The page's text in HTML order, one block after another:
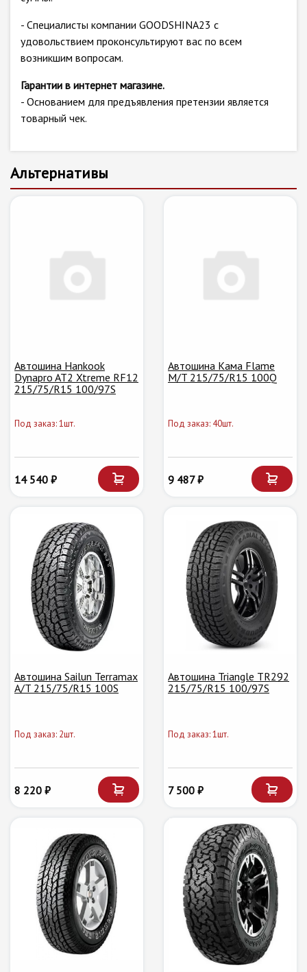
- Специалисты компании GOODSHINA23 с
удовольствием проконсультируют вас по всем
возникшим вопросам.
Гарантии в интернет магазине.
- Основанием для предъявления претензии является
товарный чек.
Альтернативы
Автошина Hankook
Dynapro AT2 Xtreme RF12
215/75/R15 100/97S
Под заказ: 1шт.
14 540 ₽
Автошина Кама Flame
M/T 215/75/R15 100Q
Под заказ: 40шт.
9 487 ₽
Автошина Sailun Terramax
A/T 215/75/R15 100S
Под заказ: 2шт.
8 220 ₽
Автошина Triangle TR292
215/75/R15 100/97S
Под заказ: 1шт.
7 500 ₽